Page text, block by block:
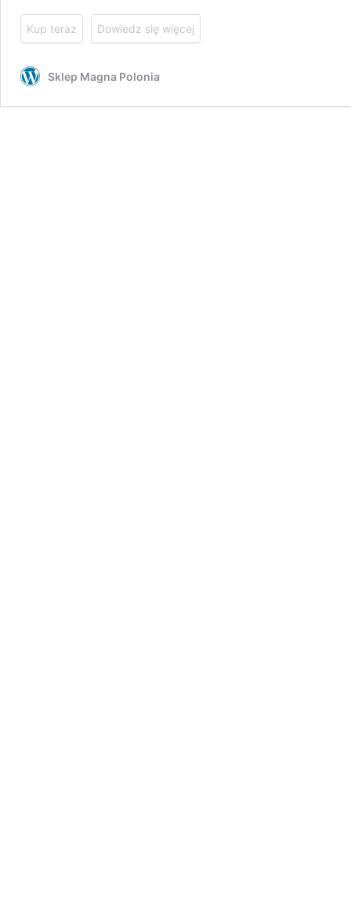
Kup teraz Dowiedz się więcej
Sklep Magna Polonia